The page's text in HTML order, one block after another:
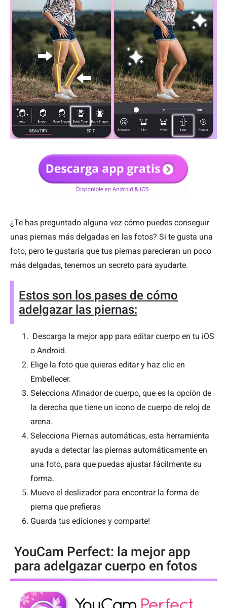
¿Te has preguntado alguna vez cómo puedes conseguir
unas piernas más delgadas en las fotos? Si te gusta una
foto, pero te gustaría que tus piernas parecieran un poco
más delgadas, tenemos un secreto para ayudarte.
Estos son los pases de cómo
adelgazar las piernas:
Descarga la mejor app para editar cuerpo en tu iOS
o Android.
Elige la foto que quieras editar y haz clic en
Embellecer.
Selecciona Afinador de cuerpo, que es la opción de
la derecha que tiene un icono de cuerpo de reloj de
arena.
Selecciona Piernas automáticas, esta herramienta
ayuda a detectar las piernas automáticamente en
una foto, para que puedas ajustar fácilmente su
forma.
Mueve el deslizador para encontrar la forma de
pierna que prefieras
Guarda tus ediciones y comparte!
YouCam Perfect: la mejor app
para adelgazar cuerpo en fotos